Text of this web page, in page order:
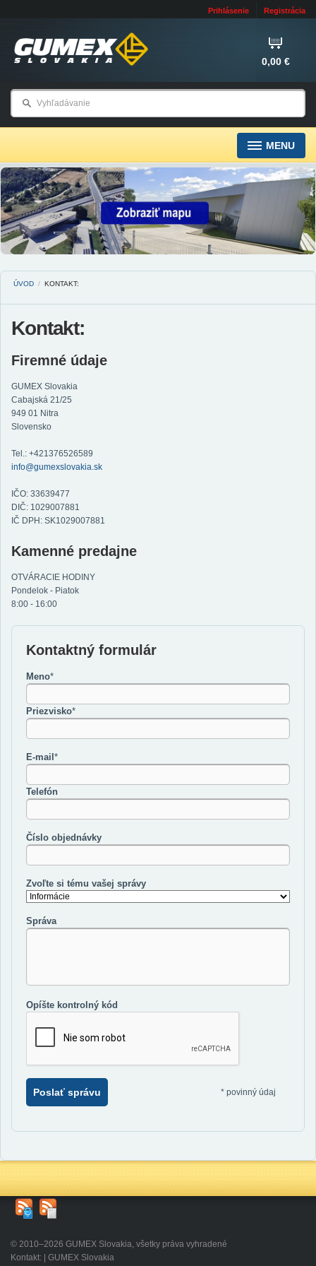
Prihlásenie Registrácia
0,00 €
MENU
ÚVOD / KONTAKT:
Kontakt:
Firemné údaje
GUMEX Slovakia
Cabajská 21/25
949 01 Nitra
Slovensko
Tel.: +421376526589
info@gumexslovakia.sk
IČO: 33639477
DIČ: 1029007881
IČ DPH: SK1029007881
Kamenné predajne
OTVÁRACIE HODINY
Pondelok - Piatok
8:00 - 16:00
Kontaktný formulár
Meno*
Priezvisko*
E-mail*
Telefón
Číslo objednávky
Zvoľte si tému vašej správy
Správa
Opíšte kontrolný kód
Poslať správu * povinný údaj
© 2010–2026 GUMEX Slovakia, všetky práva vyhradené
Kontakt: | GUMEX Slovakia